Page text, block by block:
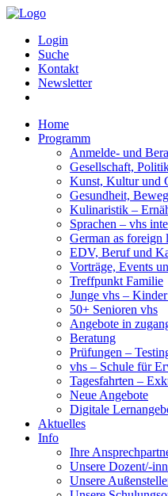
Login
Suche
Kontakt
Newsletter
Home
Programm
Anmelde- und
Gesellschaft,
Kunst, Kultur und
Gesundheit,
Kulinaristik –
Sprachen – vhs
German as foreign
EDV, Beruf und
Vorträge, Events
Treffpunkt Familie
Junge vhs –
50+ Senioren vhs
Angebote in
Beratung
Prüfungen –
vhs – Schule für
Tagesfahrten –
Neue Angebote
Digitale
Aktuelles
Info
Ihre
Unsere Dozent/-
Unsere